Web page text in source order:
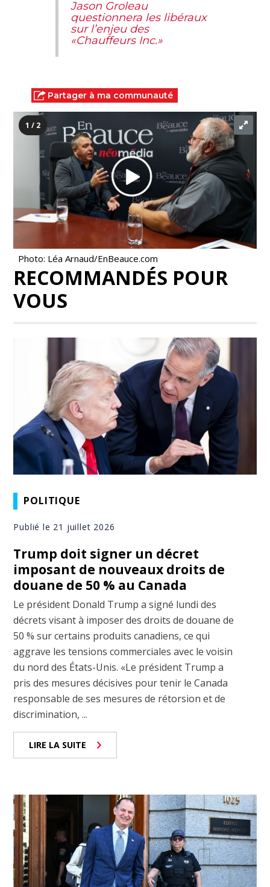
Jason Groleau
questionnera les libéraux
sur l’enjeu des
«Chauffeurs Inc.»
Partager à ma communauté
1 / 2
Photo: Léa Arnaud/EnBeauce.com
RECOMMANDÉS POUR
VOUS
POLITIQUE
Publié le 21 juillet 2026
Trump doit signer un décret
imposant de nouveaux droits de
douane de 50 % au Canada
Le président Donald Trump a signé lundi des
décrets visant à imposer des droits de douane de
50 % sur certains produits canadiens, ce qui
aggrave les tensions commerciales avec le voisin
du nord des États-Unis. «Le président Trump a
pris des mesures décisives pour tenir le Canada
responsable de ses mesures de rétorsion et de
discrimination, ...
LIRE LA SUITE